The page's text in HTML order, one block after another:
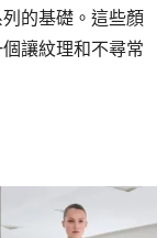
的基礎。這些顏
讓紋理和不尋常